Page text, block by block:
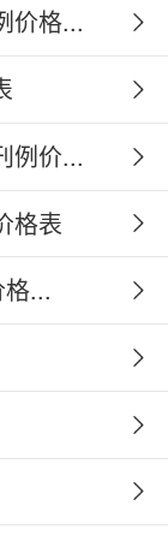
价格...
例价...
格表
...